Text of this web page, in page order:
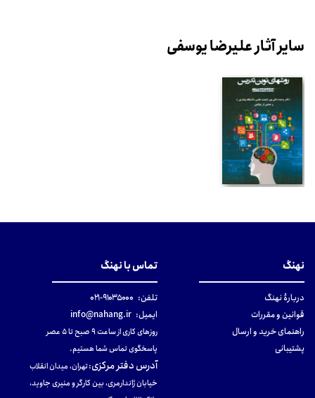
سایر آثار علیرضا یوسفی
نهنگ
دربارهٔ نهنگ
قوانین و مقررات
راهنمای خرید و ارسال
پشتیبانی
تماس با نهنگ
تلفن: ۹۱۰۳۵۰۰۰-۰۲۱
ایمیل: info@nahang.ir
روزهای کاری از ساعت ۹ صبح تا ۵ عصر
پاسخگوی تماس شما هستیم.
آدرس دفتر مرکزی:تهران، میدان انقلاب
خیابان ژاندارمری، بین کارگر و منیری جاوید،